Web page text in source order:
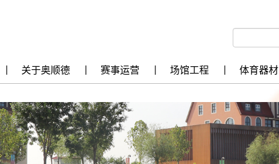
关于奥顺德 赛事运营 场馆工程 体育器材